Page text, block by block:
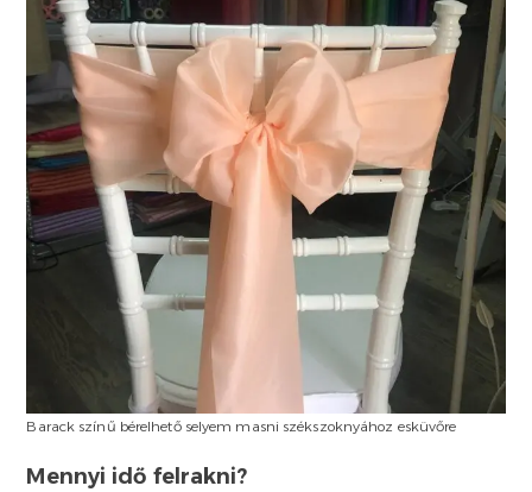
Barack színű bérelhető selyem masni székszoknyához esküvőre
Mennyi idő felrakni?